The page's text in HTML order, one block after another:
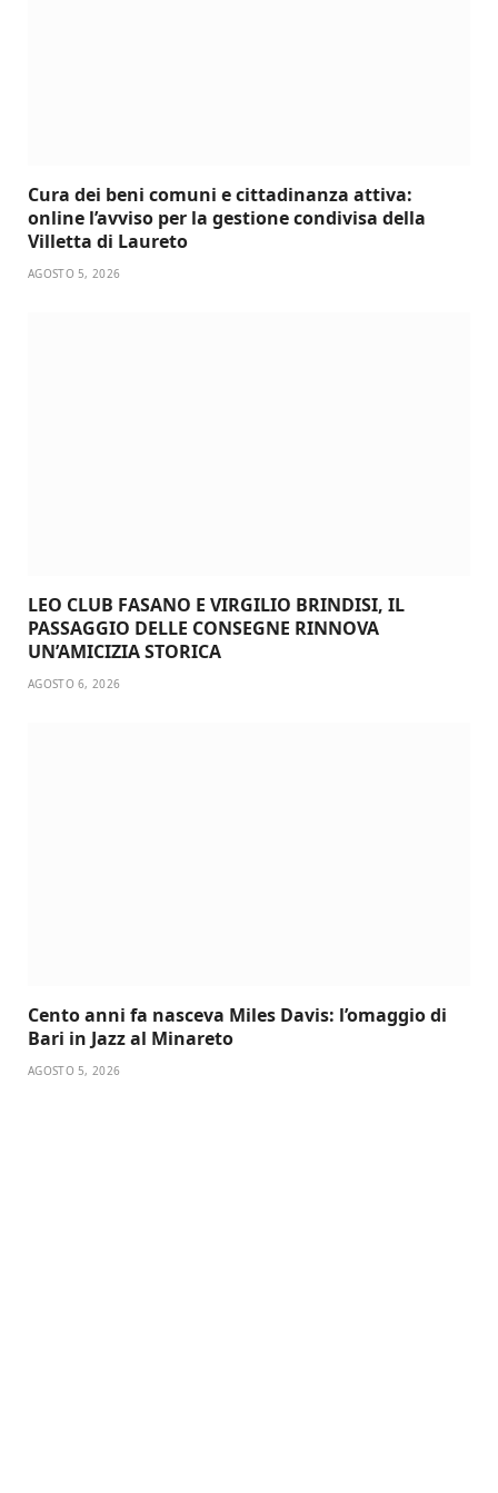
Cura dei beni comuni e cittadinanza attiva:
online l’avviso per la gestione condivisa della
Villetta di Laureto
AGOSTO 5, 2026
LEO CLUB FASANO E VIRGILIO BRINDISI, IL
PASSAGGIO DELLE CONSEGNE RINNOVA
UN’AMICIZIA STORICA
AGOSTO 6, 2026
Cento anni fa nasceva Miles Davis: l’omaggio di
Bari in Jazz al Minareto
AGOSTO 5, 2026